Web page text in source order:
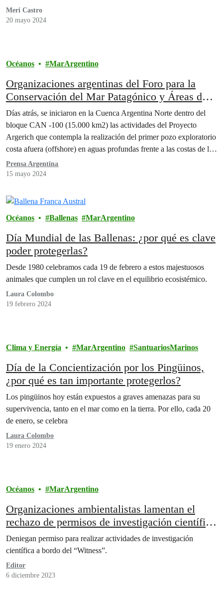
Meri Castro
20 mayo 2024
Océanos MarArgentino
Organizaciones argentinas del Foro para la
Conservación del Mar Patagónico y Áreas de
Influencia expresan su rechazo al inicio de
perforaciones en el Frente del Talud
Continental
Días atrás, se iniciaron en la Cuenca Argentina Norte dentro del
bloque CAN -100 (15.000 km2) las actividades del Proyecto
Argerich que contempla la realización del primer pozo exploratorio
costa afuera (offshore) en aguas profundas frente a las costas de la
provincia de Buenos Aires.
Prensa Argentina
15 mayo 2024
Océanos Ballenas MarArgentino
Día Mundial de las Ballenas: ¿por qué es clave
poder protegerlas?
Desde 1980 celebramos cada 19 de febrero a estos majestuosos
animales que cumplen un rol clave en el equilibrio ecosistémico.
Laura Colombo
19 febrero 2024
Clima y Energía MarArgentino SantuariosMarinos
Día de la Concientización por los Pingüinos,
¿por qué es tan importante protegerlos?
Los pingüinos hoy están expuestos a graves amenazas para su
supervivencia, tanto en el mar como en la tierra. Por ello, cada 20
de enero, se celebra
Laura Colombo
19 enero 2024
Océanos MarArgentino
Organizaciones ambientalistas lamentan el
rechazo de permisos de investigación científica
con ballenas en el Mar Argentino
Deniegan permiso para realizar actividades de investigación
científica a bordo del “Witness”.
Editor
6 diciembre 2023